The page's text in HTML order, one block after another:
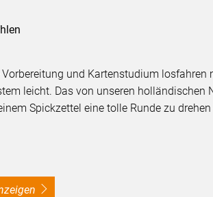
Vorbereitung und Kartenstudium losfahren
leicht. Das von unseren holländischen
Spickzettel eine tolle Runde zu